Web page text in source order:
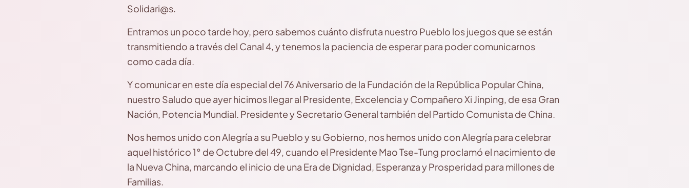
Solidari@s.
Entramos un poco tarde hoy, pero sabemos cuánto disfruta nuestro Pueblo los juegos que se están
transmitiendo a través del Canal 4, y tenemos la paciencia de esperar para poder comunicarnos
como cada día.
Y comunicar en este día especial del 76 Aniversario de la Fundación de la República Popular China,
nuestro Saludo que ayer hicimos llegar al Presidente, Excelencia y Compañero Xi Jinping, de esa Gran
Nación, Potencia Mundial. Presidente y Secretario General también del Partido Comunista de China.
Nos hemos unido con Alegría a su Pueblo y su Gobierno, nos hemos unido con Alegría para celebrar
aquel histórico 1° de Octubre del 49, cuando el Presidente Mao Tse-Tung proclamó el nacimiento de
la Nueva China, marcando el inicio de una Era de Dignidad, Esperanza y Prosperidad para millones de
Familias.